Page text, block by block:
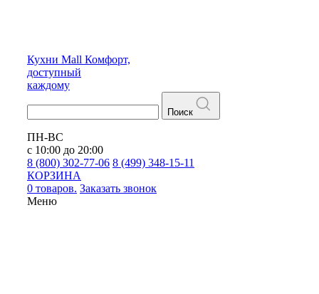
Кухни Mall Комфорт,
доступный
каждому
Поиск
ПН-ВС
с 10:00 до 20:00
8 (800) 302-77-06 8 (499) 348-15-11
КОРЗИНА
0 товаров. Заказать звонок
Меню